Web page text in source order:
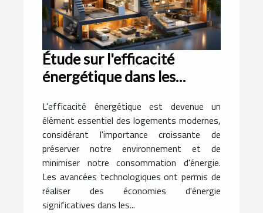
Étude sur l'efficacité
énergétique dans les
L'efficacité énergétique est devenue un
élément essentiel des logements modernes,
considérant l'importance croissante de
préserver notre environnement et de
minimiser notre consommation d'énergie.
Les avancées technologiques ont permis de
réaliser des économies d'énergie
significatives dans les...